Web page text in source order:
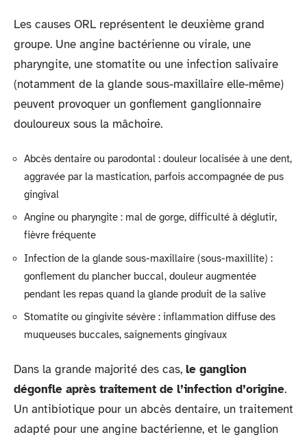
Les causes ORL représentent le deuxième grand
groupe. Une angine bactérienne ou virale, une
pharyngite, une stomatite ou une infection salivaire
(notamment de la glande sous-maxillaire elle-même)
peuvent provoquer un gonflement ganglionnaire
douloureux sous la mâchoire.
Abcès dentaire ou parodontal : douleur localisée à une dent,
aggravée par la mastication, parfois accompagnée de pus
gingival
Angine ou pharyngite : mal de gorge, difficulté à déglutir,
fièvre fréquente
Infection de la glande sous-maxillaire (sous-maxillite) :
gonflement du plancher buccal, douleur augmentée
pendant les repas quand la glande produit de la salive
Stomatite ou gingivite sévère : inflammation diffuse des
muqueuses buccales, saignements gingivaux
Dans la grande majorité des cas, le ganglion
dégonfle après traitement de l’infection d’origine.
Un antibiotique pour un abcès dentaire, un traitement
adapté pour une angine bactérienne, et le ganglion